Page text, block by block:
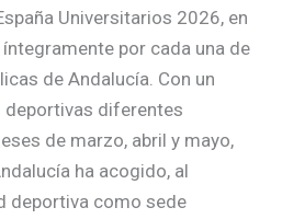
Universitarios 2026, en
por cada una de
de Andalucía. Con un
diferentes
de marzo, abril y mayo,
ha acogido, al
deportiva como sede